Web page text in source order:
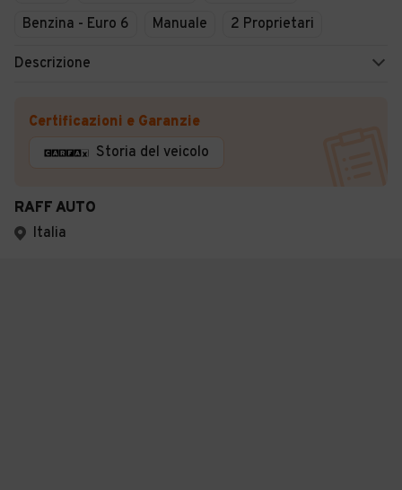
Benzina - Euro 6
Manuale 2 Proprietari
Descrizione
Certificazioni e Garanzie
Storia del veicolo
RAFF AUTO
Italia